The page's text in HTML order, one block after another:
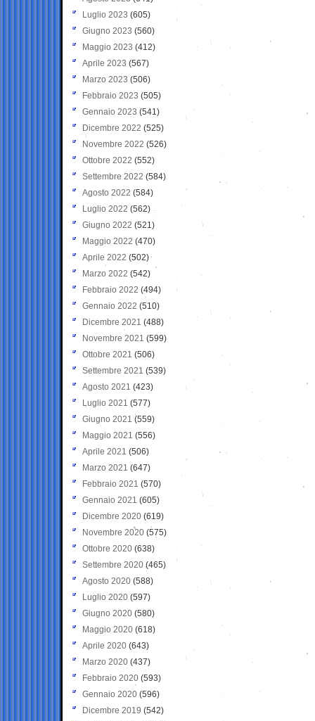
Luglio 2023 (605)
Giugno 2023 (560)
Maggio 2023 (412)
Aprile 2023 (567)
Marzo 2023 (506)
Febbraio 2023 (505)
Gennaio 2023 (541)
Dicembre 2022 (525)
Novembre 2022 (526)
Ottobre 2022 (552)
Settembre 2022 (584)
Agosto 2022 (584)
Luglio 2022 (562)
Giugno 2022 (521)
Maggio 2022 (470)
Aprile 2022 (502)
Marzo 2022 (542)
Febbraio 2022 (494)
Gennaio 2022 (510)
Dicembre 2021 (488)
Novembre 2021 (599)
Ottobre 2021 (506)
Settembre 2021 (539)
Agosto 2021 (423)
Luglio 2021 (577)
Giugno 2021(559)
Maggio 2021 (556)
Aprile 2021 (506)
Marzo 2021 (647)
Febbraio 2021 (570)
Gennaio 2021 (605)
Dicembre 2020 (619)
Novembre 2020 (575)
Ottobre 2020 (638)
Settembre 2020(465)
Agosto 2020 (588)
Luglio 2020 (597)
Giugno 2020 (580)
Maggio 2020 (618)
Aprile 2020 (643)
Marzo 2020 (437)
Febbraio 2020 (593)
Gennaio 2020 (596)
Dicembre 2019 (542)